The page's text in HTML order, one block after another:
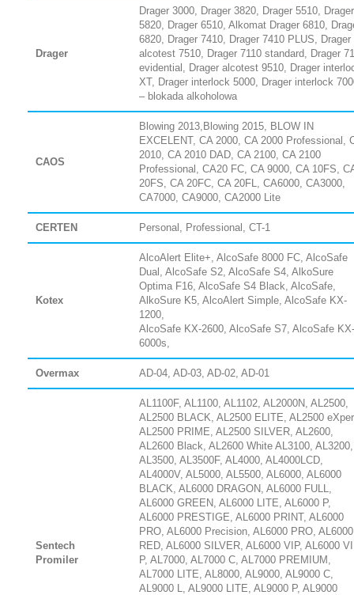
Drager
Drager 3000, Drager 3820, Drager 5510, Drager
5820, Drager 6510, Alkomat Drager 6810,
6820, Drager 7410, Drager 7410 PLUS, Drager
alcotest 7510, Drager 7110 standard, Drager
evidential, Drager alcotest 9510, Drager
XT, Drager interlock 5000, Drager interlock
– blokada alkoholowa
CAOS
Blowing 2013,Blowing 2015, BLOW IN
EXCELENT, CA 2000, CA 2000 Professional,
2010, CA 2010 DAD, CA 2100, CA 2100
Professional, CA20 FC, CA 9000, CA 10FS,
20FS, CA 20FC, CA 20FL, CA6000, CA3000,
CA7000, CA9000, CA2000 Lite
CERTEN Personal, Professional, CT-1
Kotex
AlcoAlert Elite+, AlcoSafe 8000 FC, AlcoSafe
Dual, AlcoSafe S2, AlcoSafe S4, AlkoSure
Optima F16, AlcoSafe S4 Black, AlcoSafe,
AlkoSure K5, AlcoAlert Simple, AlcoSafe KX-
1200,
AlcoSafe KX-2600, AlcoSafe S7, AlcoSafe KX-
6000s,
Overmax AD-04, AD-03, AD-02, AD-01
Sentech
Promiler
AL1100F, AL1100, AL1102, AL2000N, AL2500,
AL2500 BLACK, AL2500 ELITE, AL2500
AL2500 PRIME, AL2500 SILVER, AL2600,
AL2600 Black, AL2600 White AL3100, AL3200,
AL3500, AL3500F, AL4000, AL4000LCD,
AL4000V, AL5000, AL5500, AL6000, AL6000
BLACK, AL6000 DRAGON, AL6000 FULL,
AL6000 GREEN, AL6000 LITE, AL6000 P,
AL6000 PRESTIGE, AL6000 PRINT, AL6000
PRO, AL6000 Precision, AL6000 PRO, AL6000
RED, AL6000 SILVER, AL6000 VIP, AL6000
P, AL7000, AL7000 C, AL7000 PREMIUM,
AL7000 LITE, AL8000, AL9000, AL9000 C,
AL9000 L, AL9000 LITE, AL9000 P, AL9000